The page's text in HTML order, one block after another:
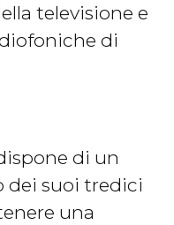
televisione e
di
di un
dei suoi tredici
una